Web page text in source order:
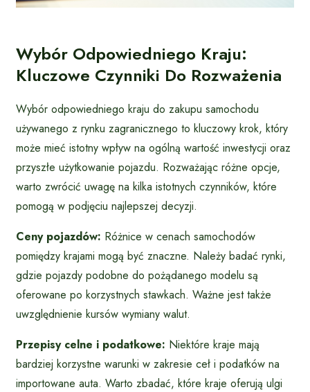
Wybór Odpowiedniego Kraju:
Kluczowe Czynniki Do Rozważenia
Wybór odpowiedniego kraju do zakupu samochodu
używanego z rynku zagranicznego to kluczowy krok, który
może mieć istotny wpływ na ogólną wartość inwestycji oraz
przyszłe użytkowanie pojazdu. Rozważając różne opcje,
warto zwrócić uwagę na kilka istotnych czynników, które
pomogą w podjęciu najlepszej decyzji.
Ceny pojazdów: Różnice w cenach samochodów
pomiędzy krajami mogą być znaczne. Należy badać rynki,
gdzie pojazdy podobne do pożądanego modelu są
oferowane po korzystnych stawkach. Ważne jest także
uwzględnienie kursów wymiany walut.
Przepisy celne i podatkowe: Niektóre kraje mają
bardziej korzystne warunki w zakresie ceł i podatków na
importowane auta. Warto zbadać, które kraje oferują ulgi